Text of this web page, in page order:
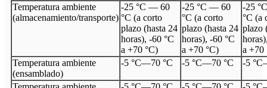
Temperatura ambiente
(almacenamiento/transporte)
-25 °C — 60
°C (a corto
plazo (hasta 24
horas), -60 °C
a +70 °C)
-25 °C — 60
°C (a corto
plazo (hasta 24
horas), -60 °C
a +70 °C)
-25
°C (a
plazo
a +70
Temperatura ambiente
(ensamblado)
-5 °C—70 °C -5 °C—70 °C -5 °C